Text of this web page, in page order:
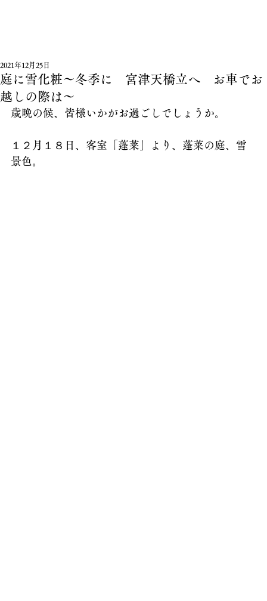
庭に雪化粧～冬季に 宮津天橋立へ お車でお
越しの際は～
2021年12月25日
歳晩の候、皆様いかがお過ごしでしょうか。
１２月１８日、客室「蓬莱」より、蓬莱の庭、雪
景色。